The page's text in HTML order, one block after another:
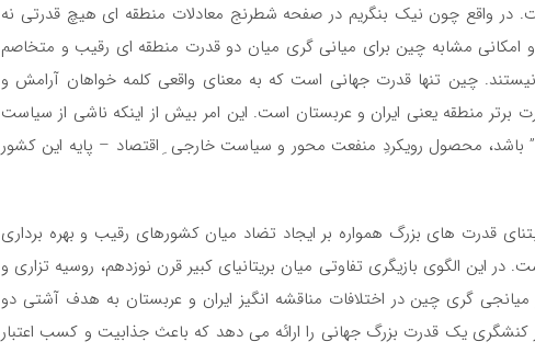
در واقع چون نیک بنگریم در صفحه شطرنج معادلات منطقه ای هیچ قدرتی نه
و امکانی مشابه چین برای میانی گری میان دو قدرت منطقه ای رقیب و متخاصم
نیستند. چین تنها قدرت جهانی است که به معنای واقعی کلمه خواهان آرامش و
منطقه یعنی ایران و عربستان است. این امر بیش از اینکه ناشی از سیاست
باشد، محصول رویکردِ منفعت محور و سیاست خارجی ِ اقتصاد – پایه این کشور
قدرت های بزرگ همواره بر ایجاد تضاد میان کشورهای رقیب و بهره برداری
در این الگوی بازیگری تفاوتی میان بریتانیای کبیر قرن نوزدهم، روسیه تزاری و
میانجی گری چین در اختلافات مناقشه انگیز ایران و عربستان به هدف آشتی دو
کنشگری یک قدرت بزرگ جهانی را ارائه می دهد که باعث جذابیت و کسب اعتبار